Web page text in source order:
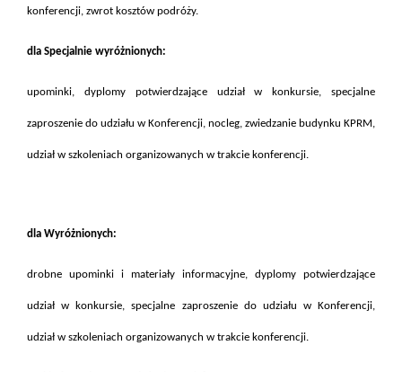
konferencji, zwrot kosztów podróży.
dla Specjalnie wyróżnionych:
upominki, dyplomy potwierdzające udział w konkursie, specjalne
zaproszenie do udziału w Konferencji, nocleg, zwiedzanie budynku KPRM,
udział w szkoleniach organizowanych w trakcie konferencji.
dla Wyróżnionych:
drobne upominki i materiały informacyjne, dyplomy potwierdzające
udział w konkursie, specjalne zaproszenie do udziału w Konferencji,
udział w szkoleniach organizowanych w trakcie konferencji.